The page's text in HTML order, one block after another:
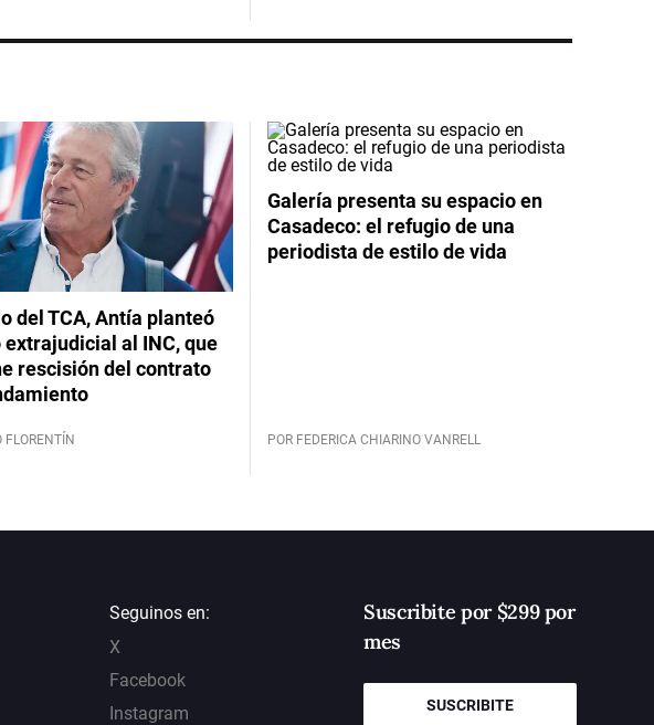
del TCA, Antía planteó
extrajudicial al INC, que
rescisión del contrato
FLORENTÍN
Galería presenta su espacio en
Casadeco: el refugio de una
periodista de estilo de vida
POR FEDERICA CHIARINO VANRELL
Seguinos en:
X
Facebook
Instagram
Suscribite por $299 por
mes
SUSCRIBITE